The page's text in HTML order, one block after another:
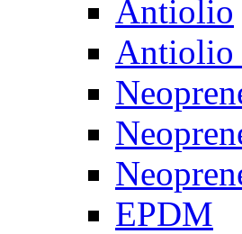
Antiolio
Antiolio
EPDM